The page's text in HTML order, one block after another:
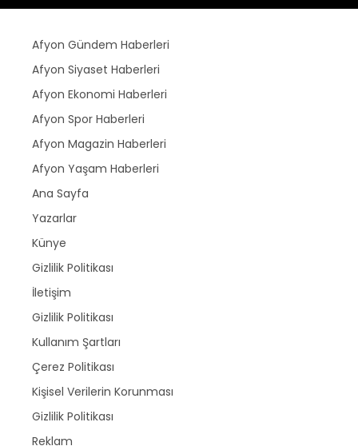
Afyon Gündem Haberleri
Afyon Siyaset Haberleri
Afyon Ekonomi Haberleri
Afyon Spor Haberleri
Afyon Magazin Haberleri
Afyon Yaşam Haberleri
Ana Sayfa
Yazarlar
Künye
Gizlilik Politikası
İletişim
Gizlilik Politikası
Kullanım Şartları
Çerez Politikası
Kişisel Verilerin Korunması
Gizlilik Politikası
Reklam